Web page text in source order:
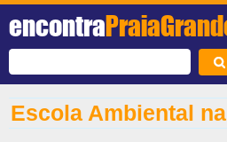
encontra
Escola Ambiental